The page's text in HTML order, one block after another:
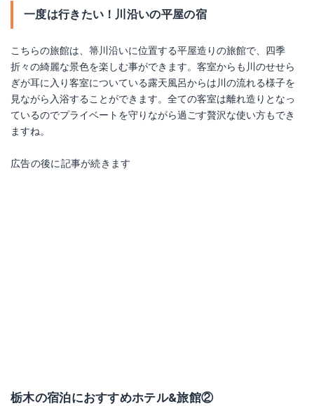
一度は行きたい！川沿いの平屋の宿
こちらの旅館は、箒川沿いに位置する平屋造りの旅館で、四季
折々の綺麗な景色を楽しむ事ができます。客室からも川のせせら
ぎが耳に入り客室についている露天風呂からは川の流れる様子を
見ながら入浴することができます。全ての客室は離れ造りとなっ
ているのでプライベートを守りながら過ごす贅沢な使い方もでき
ますね。
広告の後に記事が続きます
栃木の宿泊におすすめホテル&旅館②